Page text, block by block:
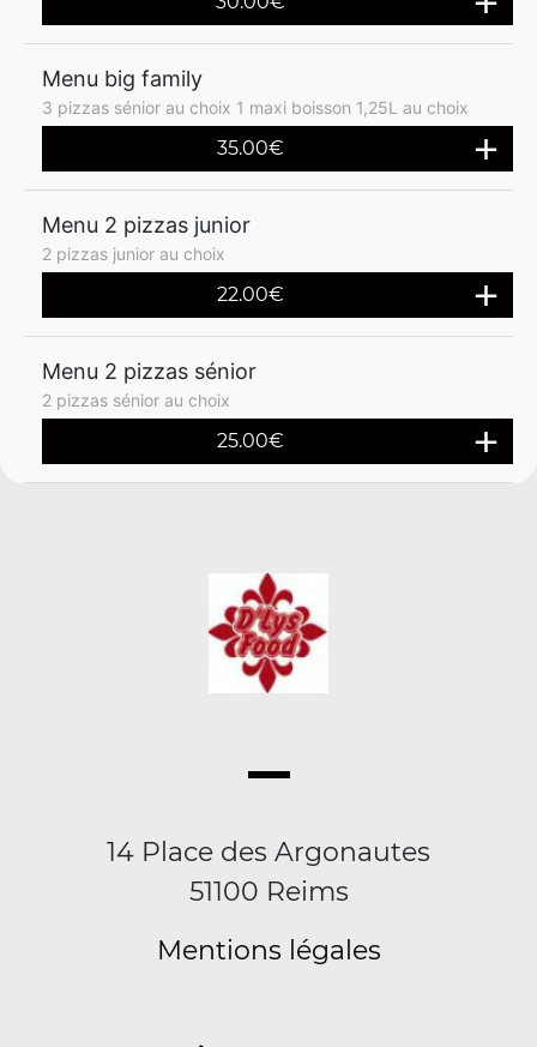
Menu big family
3 pizzas sénior au choix 1 maxi boisson 1,25L au choix
35.00€
Menu 2 pizzas junior
2 pizzas junior au choix
22.00€
Menu 2 pizzas sénior
2 pizzas sénior au choix
25.00€
14 Place des Argonautes
51100 Reims
Mentions légales